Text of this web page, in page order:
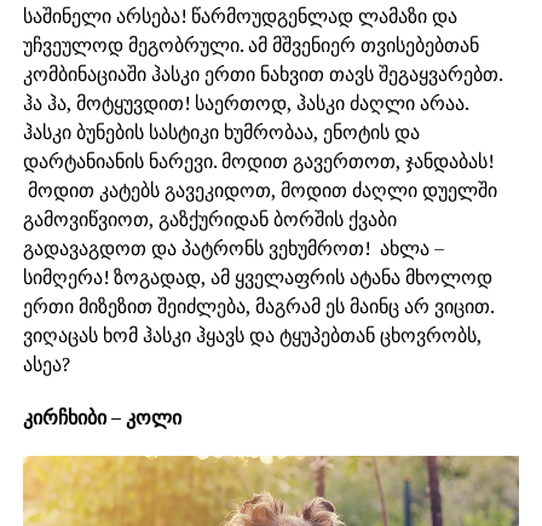
საშინელი არსება! წარმოუდგენლად ლამაზი და
უჩვეულოდ მეგობრული. ამ მშვენიერ თვისებებთან
კომბინაციაში ჰასკი ერთი ნახვით თავს შეგაყვარებთ.
ჰა ჰა, მოტყუვდით! საერთოდ, ჰასკი ძაღლი არაა.
ჰასკი ბუნების სასტიკი ხუმრობაა, ენოტის და
დარტანიანის ნარევი. მოდით გავერთოთ, ჯანდაბას!
მოდით კატებს გავეკიდოთ, მოდით ძაღლი დუელში
გამოვიწვიოთ, გაზქურიდან ბორშის ქვაბი
გადავაგდოთ და პატრონს ვეხუმროთ! ახლა –
სიმღერა! ზოგადად, ამ ყველაფრის ატანა მხოლოდ
ერთი მიზეზით შეიძლება, მაგრამ ეს მაინც არ ვიცით.
ვიღაცას ხომ ჰასკი ჰყავს და ტყუპებთან ცხოვრობს,
ასეა?
კირჩხიბი – კოლი